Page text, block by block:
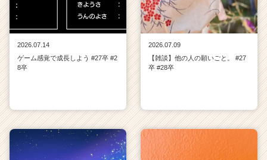
2026.07.14
ゲーム感覚で成長しよう #27卒 #2
8卒
2026.07.09
【雑談】他の人の願いごと。 #27
卒 #28卒